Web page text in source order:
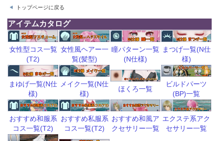
トップページに戻る
アイテムカタログ
女性型コス一覧
(T2)
女性風ヘアー一
覧(髪型)
瞳パターン一覧
(N仕様)
まつげ一覧(N仕
様)
まゆげ一覧(N仕
様)
メイク一覧(N仕
様)
ほくろ一覧
ビルドパーツ
(BP)一覧
おすすめ和服系
コス一覧(T2)
おすすめ私服系
コス一覧(T2)
おすすめ和風ア
クセサリー一覧
エクステ系アク
セサリー一覧